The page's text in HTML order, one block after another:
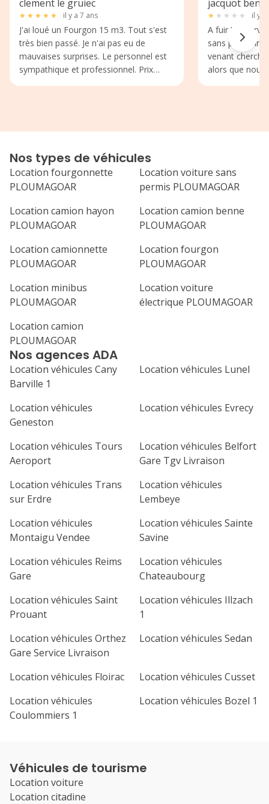
clement le gruiec
★ ★ ★ ★ ★ il y a 7 ans
J'ai loué un Fourgon 15 m3. Tout s'est
très bien passé. Je n'ai pas eu de
mauvaises surprises. Le personnel est
sympathique et professionnel. Prix
jacquot
★ ★ ★ ★ ★ il y a
A fuir !
sans prévenir
venant
alors que nous
nous avons
service client
remboursés,
commercial
mettre zéro
Nos agences ADA
Location véhicules Cany
Barville 1
Location véhicules Lunel
Location véhicules
Geneston
Location véhicules Evrecy
Location véhicules Tours
Aeroport
Location véhicules Belfort
Gare Tgv Livraison
Location véhicules Trans
sur Erdre
Location véhicules
Lembeye
Location véhicules
Montaigu Vendee
Location véhicules Sainte
Savine
Location véhicules Reims
Gare
Location véhicules
Chateaubourg
Location véhicules Saint
Prouant
Location véhicules Illzach
1
Location véhicules Orthez
Gare Service Livraison
Location véhicules Sedan
Location véhicules Floirac
Location véhicules Cusset
Location véhicules
Coulommiers 1
Location véhicules Bozel 1
Nos types de véhicules
Location fourgonnette
PLOUMAGOAR
Location voiture sans
permis PLOUMAGOAR
Location camion hayon
PLOUMAGOAR
Location camion benne
PLOUMAGOAR
Location camionnette
PLOUMAGOAR
Location fourgon
PLOUMAGOAR
Location minibus
PLOUMAGOAR
Location voiture
électrique PLOUMAGOAR
Location camion
PLOUMAGOAR
Véhicules de tourisme
Location voiture
Location citadine